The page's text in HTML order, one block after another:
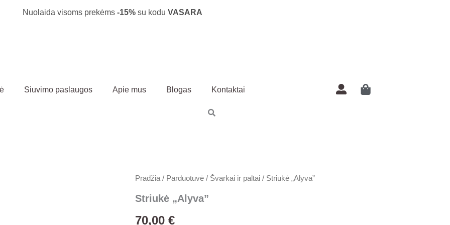
Nuolaida visoms prekėms -15% su kodu VASARA
Siuvimo paslaugos Apie mus Blogas Kontaktai
Pradžia/ Parduotuvė/ Švarkai ir paltai/ Striukė „Alyva”
Striukė „Alyva”
70,00 €
produkto
Striukė